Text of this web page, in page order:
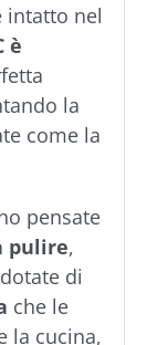
nel
è
la
come la
pensate
pulire,
di
che le
la cucina,